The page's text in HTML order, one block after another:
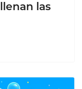
las